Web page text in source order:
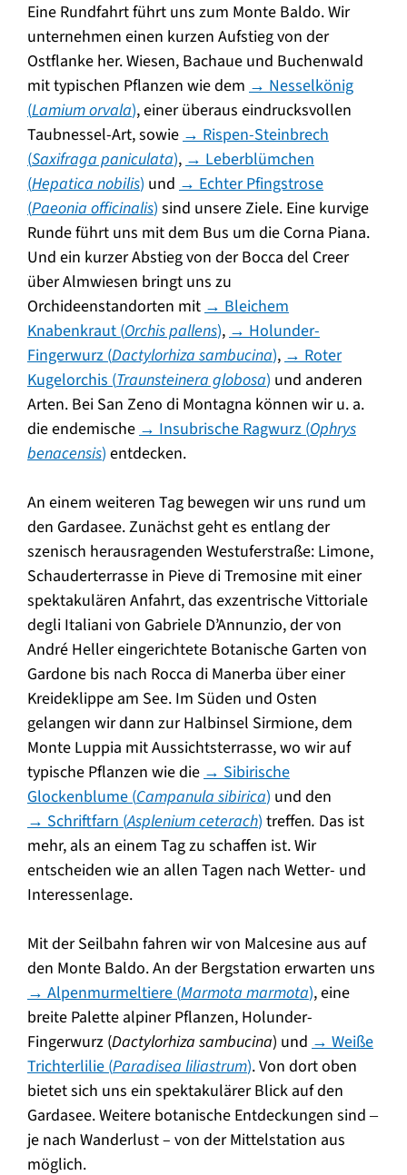
Eine Rundfahrt führt uns zum Monte Baldo. Wir
unternehmen einen kurzen Aufstieg von der
Ostflanke her. Wiesen, Bachaue und Buchenwald
mit typischen Pflanzen wie dem → Nesselkönig
(Lamium orvala), einer überaus eindrucksvollen
Taubnessel-Art, sowie→ Rispen-Steinbrech
(Saxifraga paniculata),→ Leberblümchen
(Hepatica nobilis) und → Echter Pfingstrose
(Paeonia officinalis) sind unsere Ziele. Eine kurvige
Runde führt uns mit dem Bus um die Corna Piana.
Und ein kurzer Abstieg von der Bocca del Creer
über Almwiesen bringt uns zu
Orchideenstandorten mit→ Bleichem
Knabenkraut (Orchis pallens),→ Holunder-
Fingerwurz (Dactylorhiza sambucina),→ Roter
Kugelorchis (Traunsteinera globosa) und anderen
Arten. Bei San Zeno di Montagna können wir u. a.
die endemische→ Insubrische Ragwurz (Ophrys
benacensis) entdecken.
An einem weiteren Tag bewegen wir uns rund um
den Gardasee. Zunächst geht es entlang der
szenisch herausragenden Westuferstraße: Limone,
Schauderterrasse in Pieve di Tremosine mit einer
spektakulären Anfahrt, das exzentrische Vittoriale
degli Italiani von Gabriele D’Annunzio, der von
André Heller eingerichtete Botanische Garten von
Gardone bis nach Rocca di Manerba über einer
Kreideklippe am See. Im Süden und Osten
gelangen wir dann zur Halbinsel Sirmione, dem
Monte Luppia mit Aussichtsterrasse, wo wir auf
typische Pflanzen wie die→ Sibirische
Glockenblume (Campanula sibirica) und den
→ Schriftfarn (Asplenium ceterach) treffen. Das ist
mehr, als an einem Tag zu schaffen ist. Wir
entscheiden wie an allen Tagen nach Wetter- und
Interessenlage.
Mit der Seilbahn fahren wir von Malcesine aus auf
den Monte Baldo. An der Bergstation erwarten uns
→ Alpenmurmeltiere (Marmota marmota), eine
breite Palette alpiner Pflanzen, Holunder-
Fingerwurz (Dactylorhiza sambucina) und → Weiße
Trichterlilie (Paradisea liliastrum). Von dort oben
bietet sich uns ein spektakulärer Blick auf den
Gardasee. Weitere botanische Entdeckungen sind ‒
je nach Wanderlust – von der Mittelstation aus
möglich.